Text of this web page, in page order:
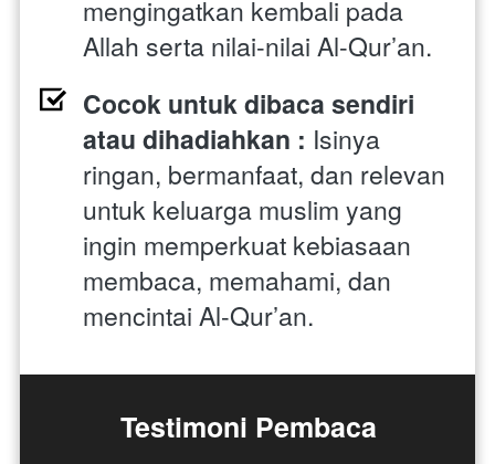
mengingatkan kembali pada
Allah serta nilai-nilai Al-Qur’an.
Cocok untuk dibaca sendiri
atau dihadiahkan : Isinya
ringan, bermanfaat, dan relevan
untuk keluarga muslim yang
ingin memperkuat kebiasaan
membaca, memahami, dan
mencintai Al-Qur’an.
Testimoni Pembaca